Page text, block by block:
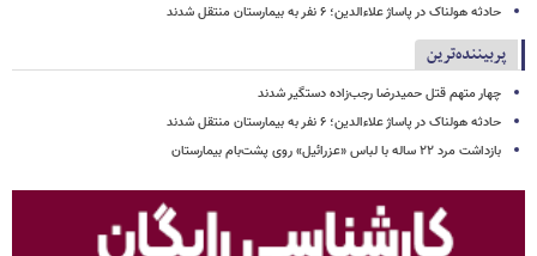
حادثه هولناک در پاساژ علاءالدین؛ ۶ نفر به بیمارستان منتقل شدند
پربیننده‌ترین
چهار متهم قتل حمیدرضا رجب‌زاده دستگیر شدند
حادثه هولناک در پاساژ علاءالدین؛ ۶ نفر به بیمارستان منتقل شدند
بازداشت مرد ۲۲ ساله با لباس «عزرائیل» روی پشت‌بام بیمارستان